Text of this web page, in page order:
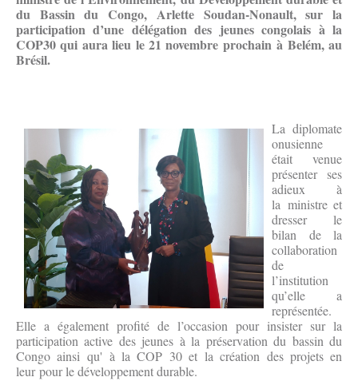
du Bassin du Congo, Arlette Soudan-Nonault, sur la
participation d’une délégation des jeunes congolais à la
COP30 qui aura lieu le 21 novembre prochain à Belém, au
Brésil.
La diplomate
onusienne
était venue
présenter ses
adieux à
la ministre et
dresser le
bilan de la
collaboration
de
l’institution
qu’elle a
représentée.
Elle a également profité de l’occasion pour insister sur la
participation active des jeunes à la préservation du bassin du
Congo ainsi qu' à la COP 30 et la création des projets en
leur pour le développement durable.